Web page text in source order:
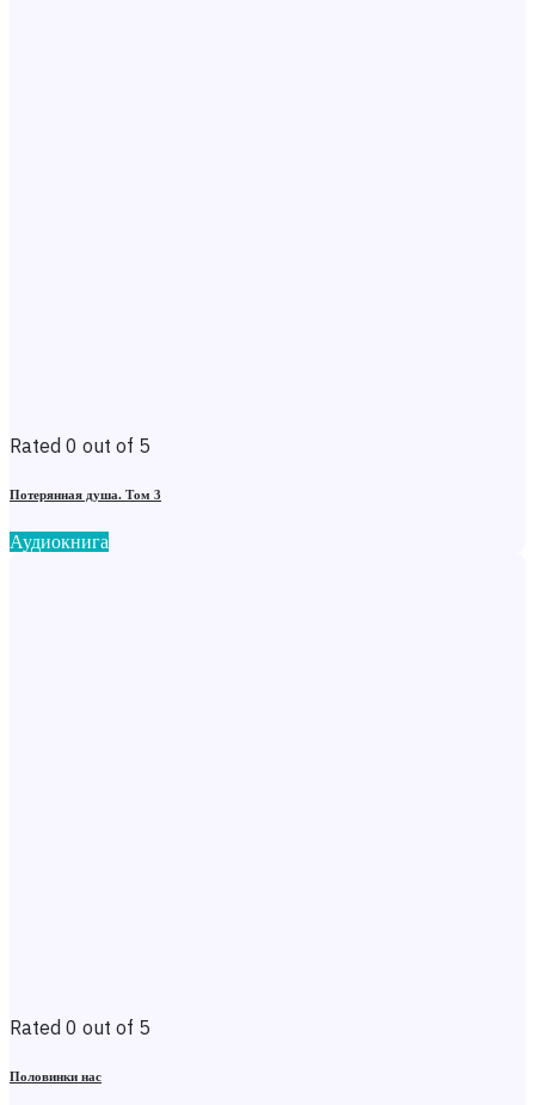
Rated 0 out of 5
Потерянная душа. Том 3
Аудиокнига
Rated 0 out of 5
Половинки нас